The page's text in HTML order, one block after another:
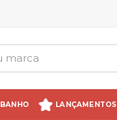
LANÇAMENTOS